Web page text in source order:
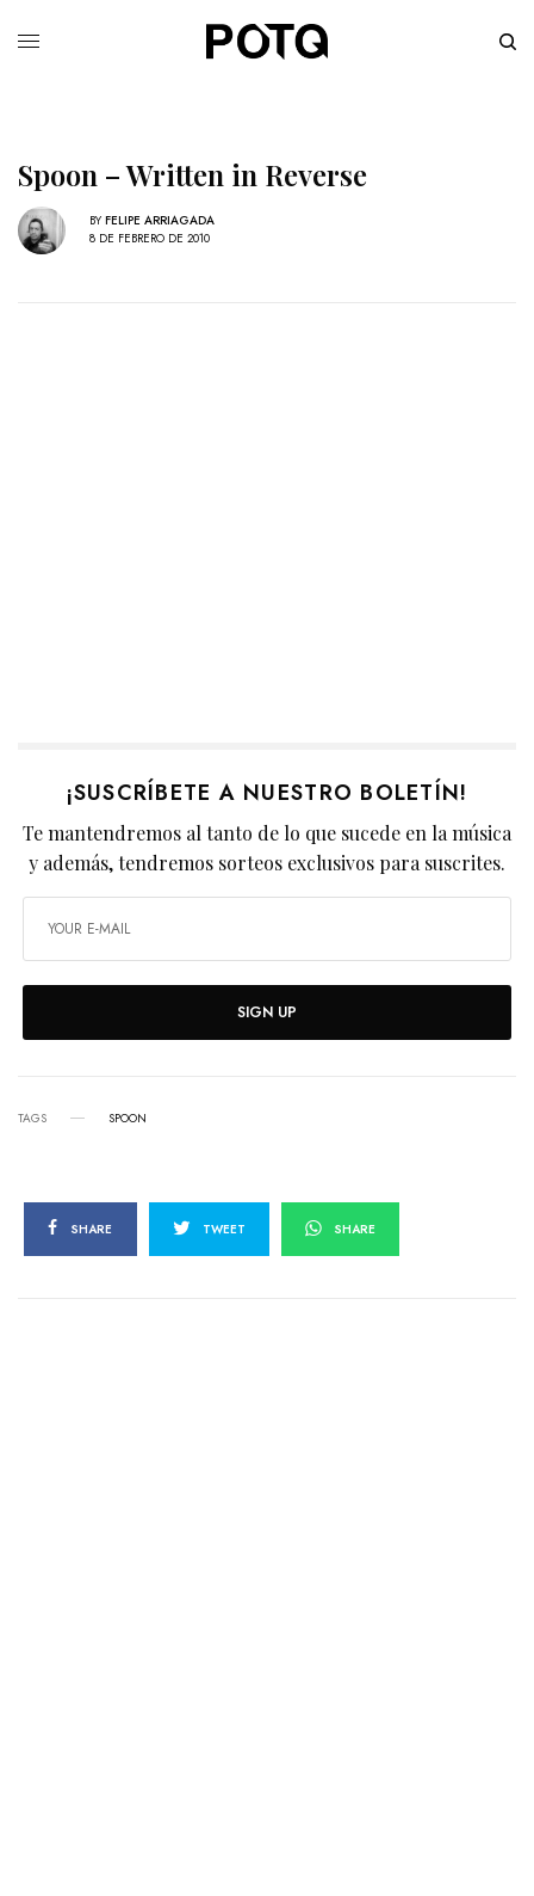
Spoon – Written in Reverse
BY FELIPE ARRIAGADA
8 DE FEBRERO DE 2010
¡SUSCRÍBETE A NUESTRO BOLETÍN!
Te mantendremos al tanto de lo que sucede en la música
y además, tendremos sorteos exclusivos para suscrites.
SIGN UP
TAGS SPOON
SHARE TWEET SHARE